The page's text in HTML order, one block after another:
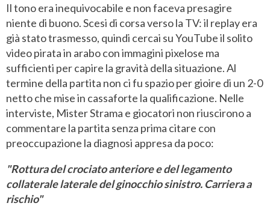
Il tono era inequivocabile e non faceva presagire
niente di buono. Scesi di corsa verso la TV: il replay era
già stato trasmesso, quindi cercai su YouTube il solito
video pirata in arabo con immagini pixelose ma
sufficienti per capire la gravità della situazione. Al
termine della partita non ci fu spazio per gioire di un 2-0
netto che mise in cassaforte la qualificazione. Nelle
interviste, Mister Strama e giocatori non riuscirono a
commentare la partita senza prima citare con
preoccupazione la diagnosi appresa da poco:
"Rottura del crociato anteriore e del legamento
collaterale laterale del ginocchio sinistro. Carriera a
rischio"